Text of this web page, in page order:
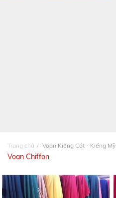
Trang chủ Voan Kiếng Cát - Kiếng Mỹ
Voan Chiffon